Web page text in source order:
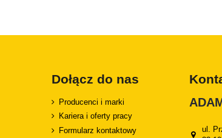
Dołącz do nas
Producenci i marki
Kariera i oferty pracy
Formularz kontaktowy
ul.